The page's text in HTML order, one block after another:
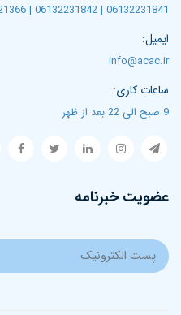
06132231841 | 06132231842 | 0613221366
ایمیل:
info@acac.ir
ساعات کاری:
9 صبح الی 22 بعد از ظهر
عضویت خبرنامه